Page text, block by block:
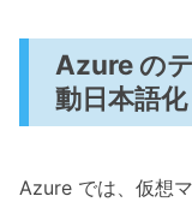
Azure の
動日本語化
Azure では、仮想